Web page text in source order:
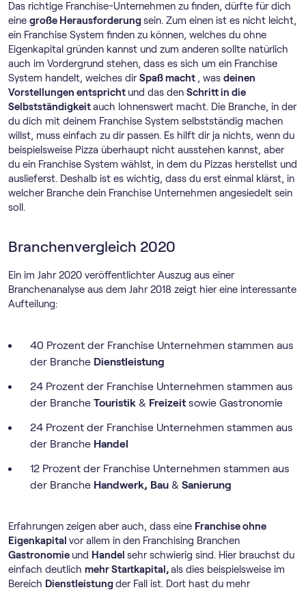
Das richtige Franchise-Unternehmen zu finden, dürfte für dich
eine große Herausforderungsein. Zum einen ist es nicht leicht,
ein Franchise System finden zu können, welches du ohne
Eigenkapital gründen kannst und zum anderen sollte natürlich
auch im Vordergrund stehen, dass es sich um ein Franchise
System handelt, welches dirSpaß macht , was deinen
Vorstellungen entspricht und das den Schritt in die
Selbstständigkeitauch lohnenswert macht. Die Branche, in der
du dich mit deinem Franchise System selbstständig machen
willst, muss einfach zu dir passen. Es hilft dir ja nichts, wenn du
beispielsweise Pizza überhaupt nicht ausstehen kannst, aber
du ein Franchise System wählst, in dem du Pizzas herstellst und
auslieferst. Deshalb ist es wichtig, dass du erst einmal klärst, in
welcher Branche dein Franchise Unternehmen angesiedelt sein
soll.
Branchenvergleich 2020
Ein im Jahr 2020 veröffentlichter Auszug aus einer
Branchenanalyse aus dem Jahr 2018 zeigt hier eine interessante
Aufteilung:
40 Prozent der Franchise Unternehmen stammen aus
der Branche Dienstleistung
24 Prozent der Franchise Unternehmen stammen aus
der Branche Touristik & Freizeit sowie Gastronomie
24 Prozent der Franchise Unternehmen stammen aus
der Branche Handel
12 Prozent der Franchise Unternehmen stammen aus
der Branche Handwerk, Bau & Sanierung
Erfahrungen zeigen aber auch, dass eine Franchise ohne
Eigenkapital vor allem in den Franchising Branchen
Gastronomie und Handel sehr schwierig sind. Hier brauchst du
einfach deutlich mehr Startkapital,als dies beispielsweise im
Bereich Dienstleistungder Fall ist. Dort hast du mehr